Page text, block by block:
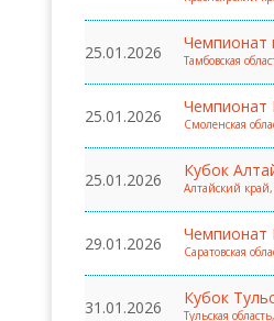
25.01.2026 Чемпионат
Тамбовская
25.01.2026 Чемпионат
Смоленская
25.01.2026 Кубок
Алтайский
29.01.2026 Чемпионат
Саратовская
31.01.2026 Кубок
Тульская